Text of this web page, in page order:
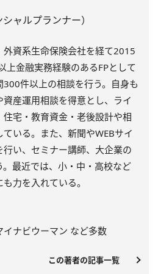
ャルプランナー）
外資系生命保険会社を経て2015
上金融実務経験のあるFPとして
件以上の相談を行う。自身も
産運用相談を得意とし、ライ
宅・教育資金・老後設計や相
いる。また、新聞やWEBサイ
行い、セミナー講師、大企業の
最近では、小・中・高校など
力を入れている。
ナビウーマン など多数
この著者の記事一覧